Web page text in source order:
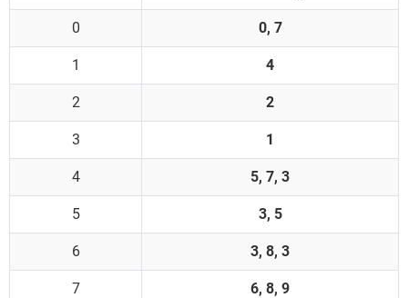
0 0, 7
1 4
2 2
3 1
4 5, 7, 3
5 3, 5
6 3, 8, 3
7 6, 8, 9